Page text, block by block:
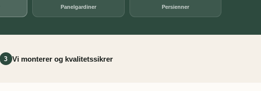
Panelgardiner Persienner
3 Vi monterer og kvalitetssikrer